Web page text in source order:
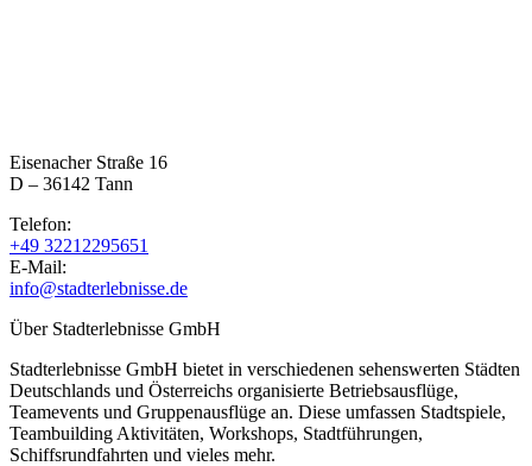
Eisenacher Straße 16
D – 36142 Tann
Telefon:
+49 32212295651
E-Mail:
info@stadterlebnisse.de
Über Stadterlebnisse GmbH
Stadterlebnisse GmbH bietet in verschiedenen sehenswerten Städten
Deutschlands und Österreichs organisierte Betriebsausflüge,
Teamevents und Gruppenausflüge an. Diese umfassen Stadtspiele,
Teambuilding Aktivitäten, Workshops, Stadtführungen,
Schiffsrundfahrten und vieles mehr.